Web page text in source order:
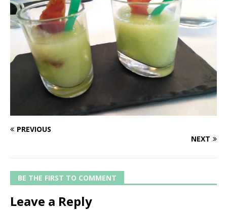
PREVIOUS
NEXT
BE THE FIRST TO COMMENT
Leave a Reply